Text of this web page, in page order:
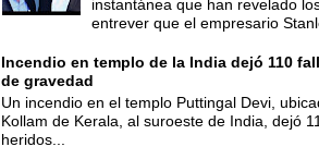
instantánea que han revelado
entrever que el empresario
Incendio en templo de la India dejó 110
de gravedad
Un incendio en el templo Puttingal Devi,
Kollam de Kerala, al suroeste de India, dejó
heridos...